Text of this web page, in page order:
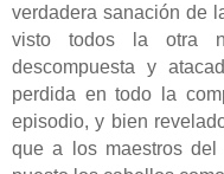
verdadera sanación de
visto todos la otra
descompuesta y
perdida en todo la
episodio, y bien
que a los maestros del